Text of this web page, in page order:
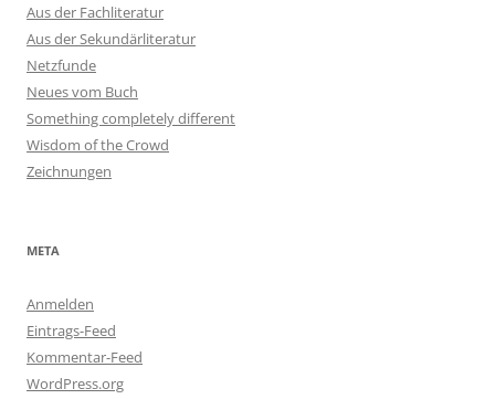
Aus der Fachliteratur
Aus der Sekundärliteratur
Netzfunde
Neues vom Buch
Something completely different
Wisdom of the Crowd
Zeichnungen
META
Anmelden
Eintrags-Feed
Kommentar-Feed
WordPress.org